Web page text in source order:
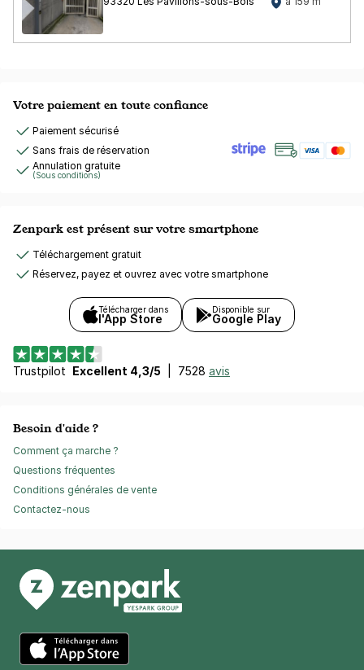
Votre paiement en toute confiance
Paiement sécurisé
Sans frais de réservation
Annulation gratuite
(Sous conditions)
Zenpark est présent sur votre smartphone
Téléchargement gratuit
Réservez, payez et ouvrez avec votre smartphone
Télécharger dans
l'App Store
Disponible sur
Google Play
Trustpilot Excellent 4,3/5 7528 avis
Besoin d'aide ?
Comment ça marche ?
Questions fréquentes
Conditions générales de vente
Contactez-nous